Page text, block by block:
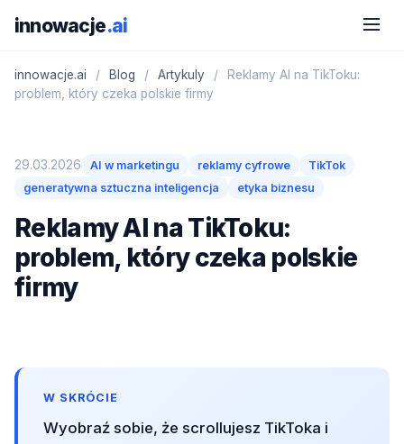
innowacje.ai
innowacje.ai / Blog / Artykuly /
Reklamy AI na TikToku:
problem, który czeka polskie firmy
29.03.2026 AI w marketingu reklamy cyfrowe
TikTok
generatywna sztuczna inteligencja
etyka biznesu
Reklamy AI na TikToku:
problem, który czeka polskie
firmy
W SKRÓCIE
Wyobraź sobie, że scrollujesz TikToka i